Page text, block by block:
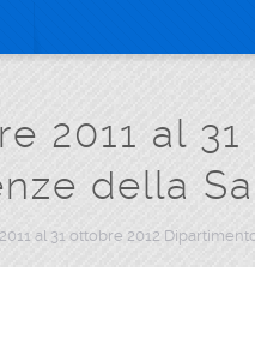
2011 al
della
al 31 ottobre 2012